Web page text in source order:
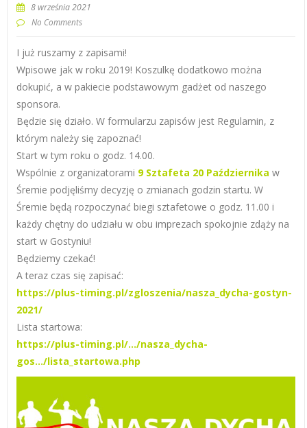
8 września 2021
No Comments
I już ruszamy z zapisami!
Wpisowe jak w roku 2019! Koszulkę dodatkowo można
dokupić, a w pakiecie podstawowym gadżet od naszego
sponsora.
Będzie się działo. W formularzu zapisów jest Regulamin, z
którym należy się zapoznać!
Start w tym roku o godz. 14.00.
Wspólnie z organizatorami 9 Sztafeta 20 Października w
Śremie podjęliśmy decyzję o zmianach godzin startu. W
Śremie będą rozpoczynać biegi sztafetowe o godz. 11.00 i
każdy chętny do udziału w obu imprezach spokojnie zdąży na
start w Gostyniu!
Będziemy czekać!
A teraz czas się zapisać:
https://plus-timing.pl/zgloszenia/nasza_dycha-gostyn-
2021/
Lista startowa:
https://plus-timing.pl/…/nasza_dycha-
gos…/lista_startowa.php